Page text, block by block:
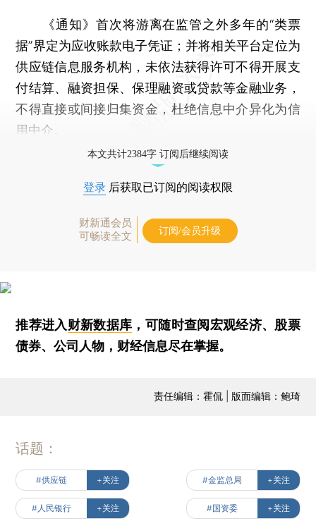
《通知》首次将游离在监管之外多年的“类票
据”界定为应收账款电子凭证；并将相关平台定位为
供应链信息服务机构，未依法获得许可不得开展支
付结算、融资担保、保理融资或贷款等金融业务，
不得直接或间接归集资金，杜绝信息中介异化为信
用中介。
本文共计2384字 订阅后继续阅读
登录 后获取已订阅的阅读权限
财新通会员
可畅读全文
订阅/会员升级
推荐进入财新数据库 ，可随时查阅宏观经济、股票
债券、公司人物，财经信息尽在掌握。
责任编辑：霍侃 | 版面编辑：鲍琦
话题：
#供应链 +关注 #金监总局 +关注
#人民银行 +关注 #国资委 +关注